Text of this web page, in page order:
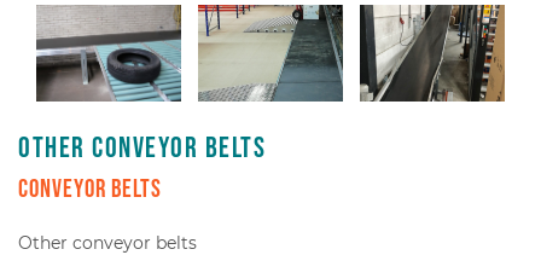
Other conveyor belts
Conveyor belts
Other conveyor belts